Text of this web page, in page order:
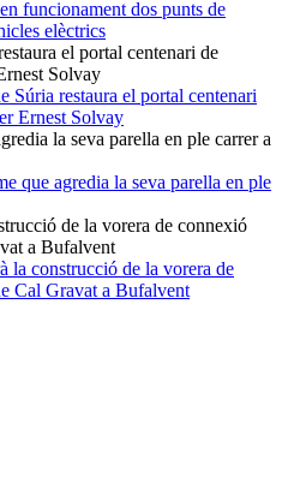
funcionament dos punts de
elèctrics
Súria restaura el portal centenari
Ernest Solvay
que agredia la seva parella en ple
la construcció de la vorera de
Cal Gravat a Bufalvent